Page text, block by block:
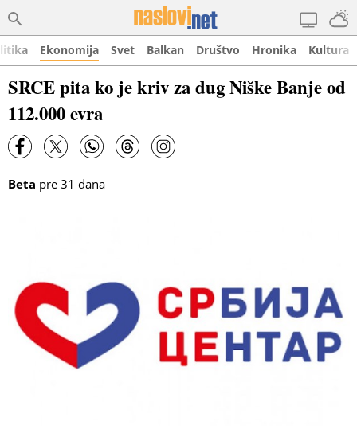
Ekonomija Svet Balkan Društvo Hronika Kultura
SRCE pita ko je kriv za dug Niške Banje od
112.000 evra
Beta pre 31 dana